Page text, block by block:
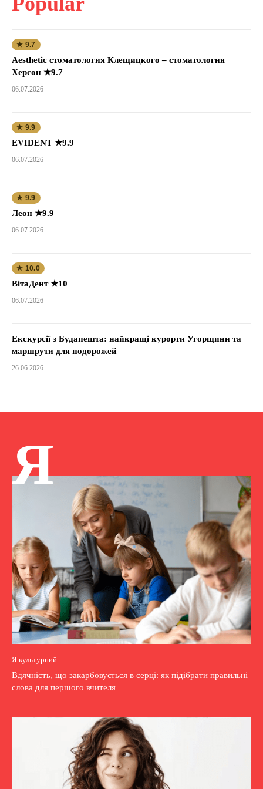
★ 9.7
Aesthetic стоматология Клещицкого – стоматология
Херсон ★9.7
06.07.2026
★ 9.9
EVIDENT ★9.9
06.07.2026
★ 9.9
Леон ★9.9
06.07.2026
★ 10.0
ВітаДент ★10
06.07.2026
Екскурсії з Будапешта: найкращі курорти Угорщини та
маршрути для подорожей
26.06.2026
Я
Я культурний
Вдячність, що закарбовується в серці: як підібрати правильні
слова для першого вчителя